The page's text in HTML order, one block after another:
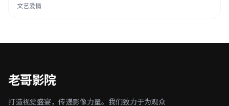
文艺爱情
老哥影院
打造视觉盛宴，传递影像力量。我们致力于为观众